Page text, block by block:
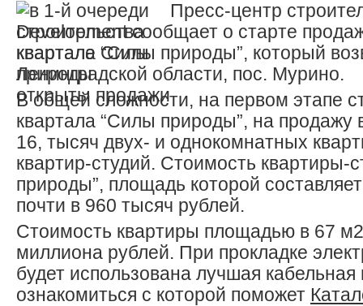
Пресс-центр
Development сообщает о старте
квартале “Силы природы”, который
Ленинградской области, пос. Мурино.
В общей сложности, на первом этапе
квартала “Силы природы”, на продажу
16, тысяч двух- и однокомнатных
квартир-студий. Стоимость квартиры-
природы”, площадь которой
почти в 960 тысяч рублей.
Стоимость квартиры площадью в 67
миллиона рублей. При прокладке
будет использована лучшая кабельная
ознакомиться с которой поможет